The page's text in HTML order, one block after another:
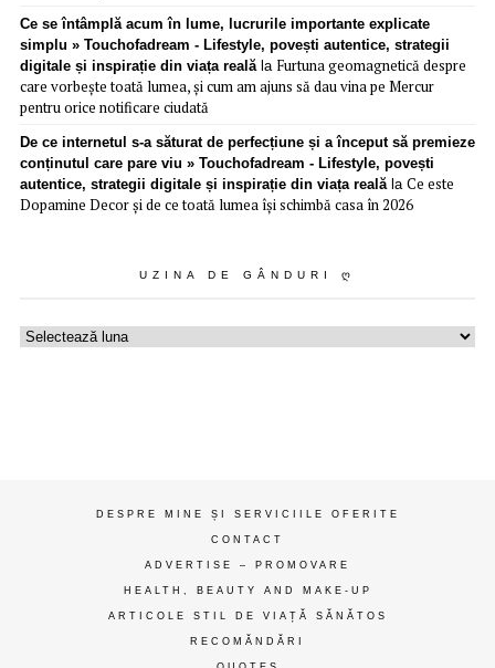
Ce se întâmplă acum în lume, lucrurile importante explicate
simplu » Touchofadream - Lifestyle, povești autentice, strategii
digitale și inspirație din viața realăla Furtuna geomagnetică despre
care vorbește toată lumea, și cum am ajuns să dau vina pe Mercur
pentru orice notificare ciudată
De ce internetul s-a săturat de perfecțiune și a început să premieze
conținutul care pare viu » Touchofadream - Lifestyle, povești
autentice, strategii digitale și inspirație din viața realăla Ce este
Dopamine Decor și de ce toată lumea își schimbă casa în 2026
UZINA DE GÂNDURI Ღ
Uzina
DESPRE MINE ȘI SERVICIILE OFERITE
CONTACT
ADVERTISE – PROMOVARE
HEALTH, BEAUTY AND MAKE-UP
ARTICOLE STIL DE VIAȚĂ SĂNĂTOS
RECOMĂNDĂRI